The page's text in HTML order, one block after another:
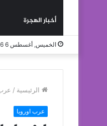
أخبار الهجرة
الخميس, أغسطس 6 2026
الرئيسية /
عرب اوروبا